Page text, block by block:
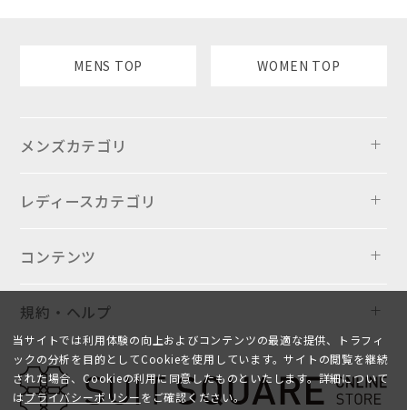
MENS TOP WOMEN TOP
メンズカテゴリ
レディースカテゴリ
コンテンツ
規約・ヘルプ
当サイトでは利用体験の向上およびコンテンツの最適な提供、トラフィ
ックの分析を目的としてCookieを使用しています。サイトの閲覧を継続
された場合、Cookieの利用に同意したものといたします。詳細について
はプライバシーポリシーをご確認ください。